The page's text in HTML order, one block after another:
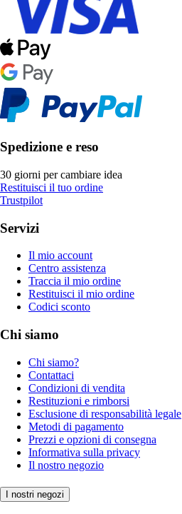
Spedizione e reso
30 giorni per cambiare idea
Restituisci il tuo ordine
Trustpilot
Servizi
Il mio account
Centro assistenza
Traccia il mio ordine
Restituisci il mio ordine
Codici sconto
Chi siamo
Chi siamo?
Contattaci
Condizioni di vendita
Restituzioni e rimborsi
Esclusione di responsabilità legale
Metodi di pagamento
Prezzi e opzioni di consegna
Informativa sulla privacy
Il nostro negozio
I nostri negozi